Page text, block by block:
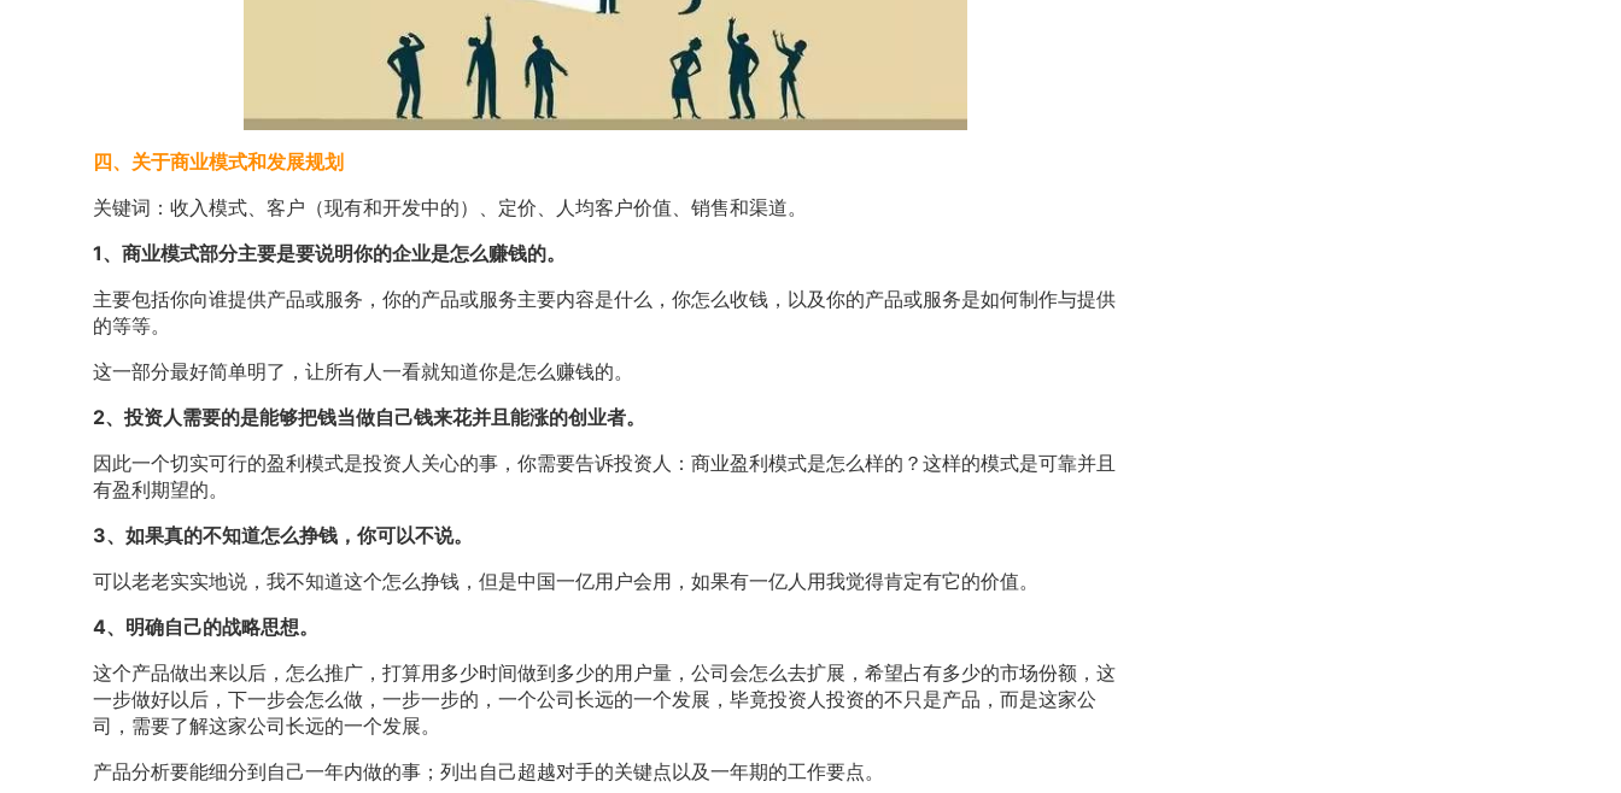
四、关于商业模式和发展规划
关键词：收入模式、客户（现有和开发中的）、定价、人均客户价值、销售和渠道。
1、商业模式部分主要是要说明你的企业是怎么赚钱的。
主要包括你向谁提供产品或服务，你的产品或服务主要内容是什么，你怎么收钱，以及你的产品或服务是如何制作与提供
的等等。
这一部分最好简单明了，让所有人一看就知道你是怎么赚钱的。
2、投资人需要的是能够把钱当做自己钱来花并且能涨的创业者。
因此一个切实可行的盈利模式是投资人关心的事，你需要告诉投资人：商业盈利模式是怎么样的？这样的模式是可靠并且
有盈利期望的。
3、如果真的不知道怎么挣钱，你可以不说。
可以老老实实地说，我不知道这个怎么挣钱，但是中国一亿用户会用，如果有一亿人用我觉得肯定有它的价值。
4、明确自己的战略思想。
这个产品做出来以后，怎么推广，打算用多少时间做到多少的用户量，公司会怎么去扩展，希望占有多少的市场份额，这
一步做好以后，下一步会怎么做，一步一步的，一个公司长远的一个发展，毕竟投资人投资的不只是产品，而是这家公
司，需要了解这家公司长远的一个发展。
产品分析要能细分到自己一年内做的事；列出自己超越对手的关键点以及一年期的工作要点。